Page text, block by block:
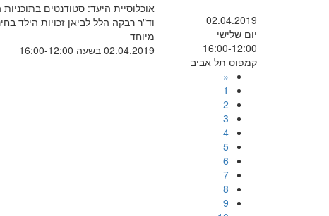
02.04.2019
יום שלישי
16:00-12:00
קמפוס תל אביב
אוכלוסיית היעד: סטודנטים
וד"ר רבקה הלל לביאן זכויות הילד
מיוחד
02.04.2019 בשעה 16:00-12:00
«
1
2
3
4
5
6
7
8
9